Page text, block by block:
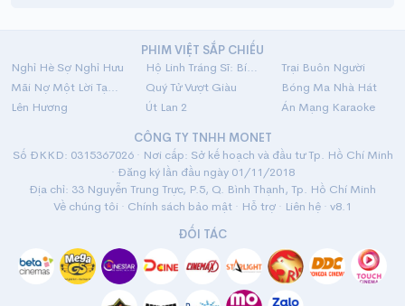
PHIM VIỆT SẮP CHIẾU
Nghỉ Hè Sợ Nghỉ Hưu
Hộ Linh Tráng Sĩ: Bí Ẩn Mộ Vua Đinh
Trại Buôn Người
Mãi Nợ Một Lời Tạm Biệt
Quý Tử Vượt Giàu
Bóng Ma Nhà Hát
Lên Hương
Út Lan 2
Án Mạng Karaoke
CÔNG TY TNHH MONET
Số ĐKKD: 0315367026 · Nơi cấp: Sở kế hoạch và đầu tư Tp. Hồ Chí Minh
· Đăng ký lần đầu ngày 01/11/2018
Địa chỉ: 33 Nguyễn Trung Trực, P.5, Q. Bình Thạnh, Tp. Hồ Chí Minh
Về chúng tôi · Chính sách bảo mật · Hỗ trợ · Liên hệ · v8.1
ĐỐI TÁC